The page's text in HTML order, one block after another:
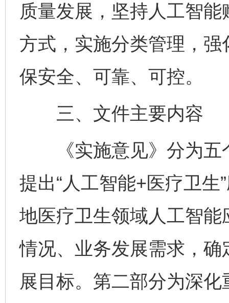
质量发展，坚持人工智
方式，实施分类管理，
保安全、可靠、可控。
三、文件主要内容
《实施意见》分为五
提出“人工智能+医疗卫
地医疗卫生领域人工智
情况、业务发展需求，
展目标。第二部分为深